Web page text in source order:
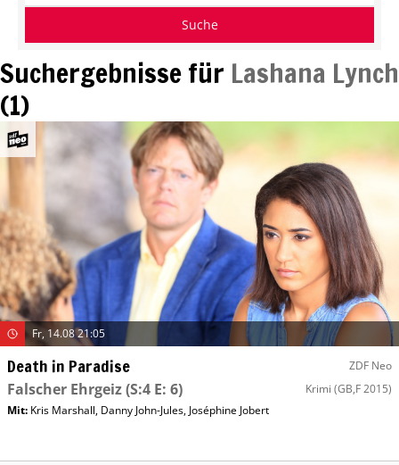
Suchergebnisse für Lashana Lynch
(1)
Fr, 14.08 21:05
Death in Paradise ZDF Neo
Falscher Ehrgeiz(S:4 E: 6) Krimi (GB,F 2015)
Mit: Kris Marshall, Danny John-Jules, Joséphine Jobert
Suche